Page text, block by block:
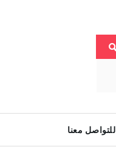
للتواصل معنا